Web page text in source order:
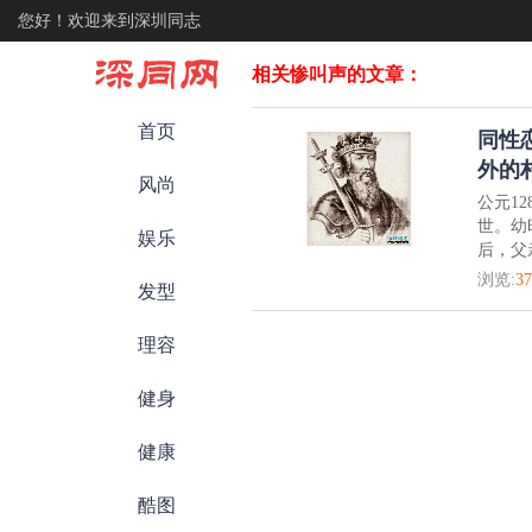
您好！欢迎来到深圳同志
首页
风尚
娱乐
发型
理容
健身
健康
酷图
相关惨叫声的文章：
同性
外的
公元
世。幼
后，父
浏览: